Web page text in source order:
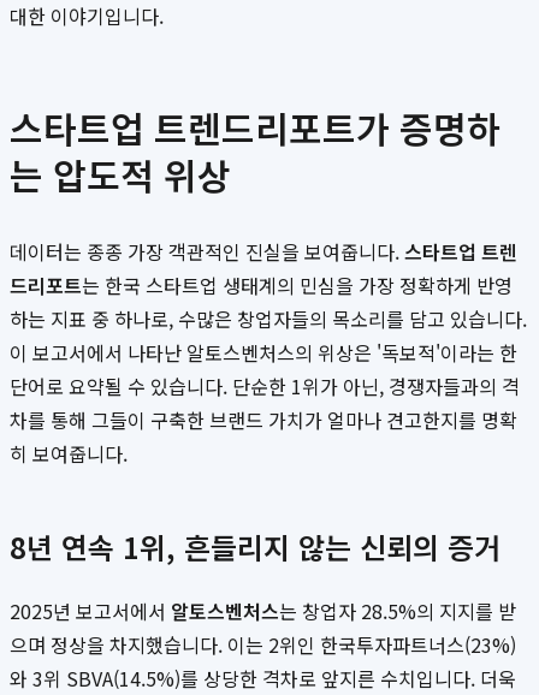
대한 이야기입니다.
스타트업 트렌드리포트가 증명하
는 압도적 위상
데이터는 종종 가장 객관적인 진실을 보여줍니다.스타트업 트렌
드리포트는 한국 스타트업 생태계의 민심을 가장 정확하게 반영
하는 지표 중 하나로, 수많은 창업자들의 목소리를 담고 있습니다.
이 보고서에서 나타난 알토스벤처스의 위상은 '독보적'이라는 한
단어로 요약될 수 있습니다. 단순한 1위가 아닌, 경쟁자들과의 격
차를 통해 그들이 구축한 브랜드 가치가 얼마나 견고한지를 명확
히 보여줍니다.
8년 연속 1위, 흔들리지 않는 신뢰의 증거
2025년 보고서에서 알토스벤처스는 창업자 28.5%의 지지를 받
으며 정상을 차지했습니다. 이는 2위인 한국투자파트너스(23%)
와 3위 SBVA(14.5%)를 상당한 격차로 앞지른 수치입니다. 더욱